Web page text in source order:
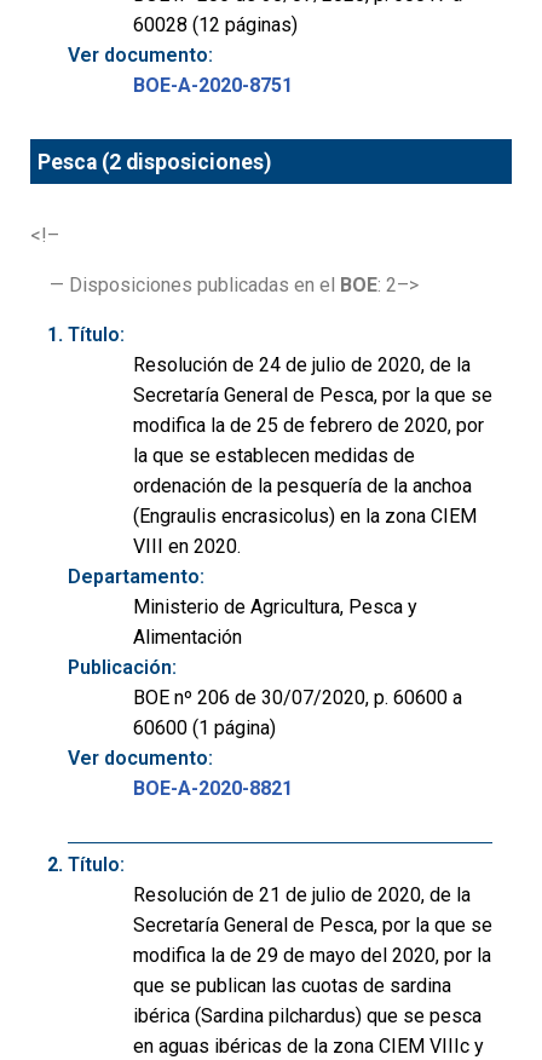
60028 (12 páginas)
Ver documento:
BOE-A-2020-8751
Pesca (2 disposiciones)
<!–
— Disposiciones publicadas en el BOE: 2–>
Título:
Resolución de 24 de julio de 2020, de la
Secretaría General de Pesca, por la que se
modifica la de 25 de febrero de 2020, por
la que se establecen medidas de
ordenación de la pesquería de la anchoa
(Engraulis encrasicolus) en la zona CIEM
VIII en 2020.
Departamento:
Ministerio de Agricultura, Pesca y
Alimentación
Publicación:
BOE nº 206 de 30/07/2020, p. 60600 a
60600 (1 página)
Ver documento:
BOE-A-2020-8821
Título:
Resolución de 21 de julio de 2020, de la
Secretaría General de Pesca, por la que se
modifica la de 29 de mayo del 2020, por la
que se publican las cuotas de sardina
ibérica (Sardina pilchardus) que se pesca
en aguas ibéricas de la zona CIEM VIIIc y